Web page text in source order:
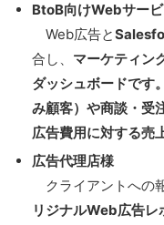
BtoB向けWebサー
Web広告と
合し、 マーケティン
ダッシュボードです
み顧客）や商談・受
広告費用に対する売
広告代理店様
クライアントへの
リジナルWeb広告レ